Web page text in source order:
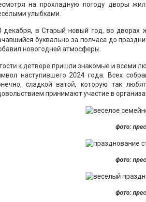
на прохладную погоду дворы
улыбками.
декабря, в Старый новый год, во дворах
буквально за полчаса до
новогодней атмосферы.
к детворе пришли знакомые и всеми
наступившего 2024 года. Всех
сладкой ватой, которую так
принимают участие в
фото:
фото:
фото: